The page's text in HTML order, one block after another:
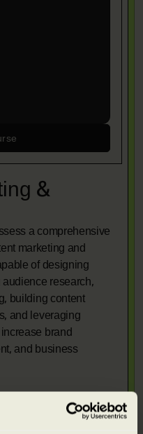
&
a comprehensive
marketing and
of designing
research,
building content
and leveraging
brand
and business